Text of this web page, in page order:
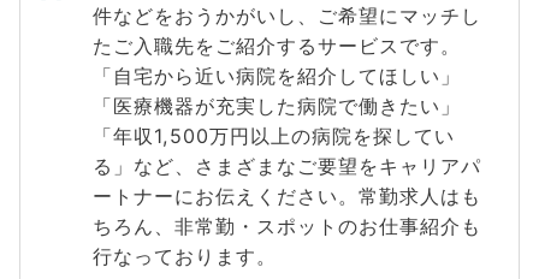
件などをおうかがいし、ご希望にマッチし
たご入職先をご紹介するサービスです。
「自宅から近い病院を紹介してほしい」
「医療機器が充実した病院で働きたい」
「年収1,500万円以上の病院を探してい
る」など、さまざまなご要望をキャリアパ
ートナーにお伝えください。常勤求人はも
ちろん、非常勤・スポットのお仕事紹介も
行なっております。